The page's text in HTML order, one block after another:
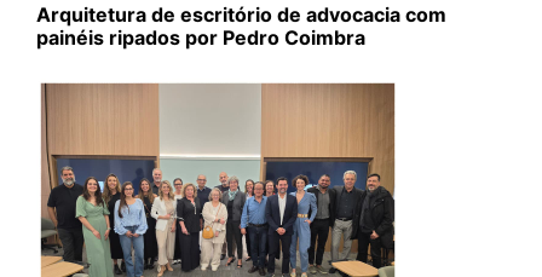
Arquitetura de escritório de advocacia com
painéis ripados por Pedro Coimbra